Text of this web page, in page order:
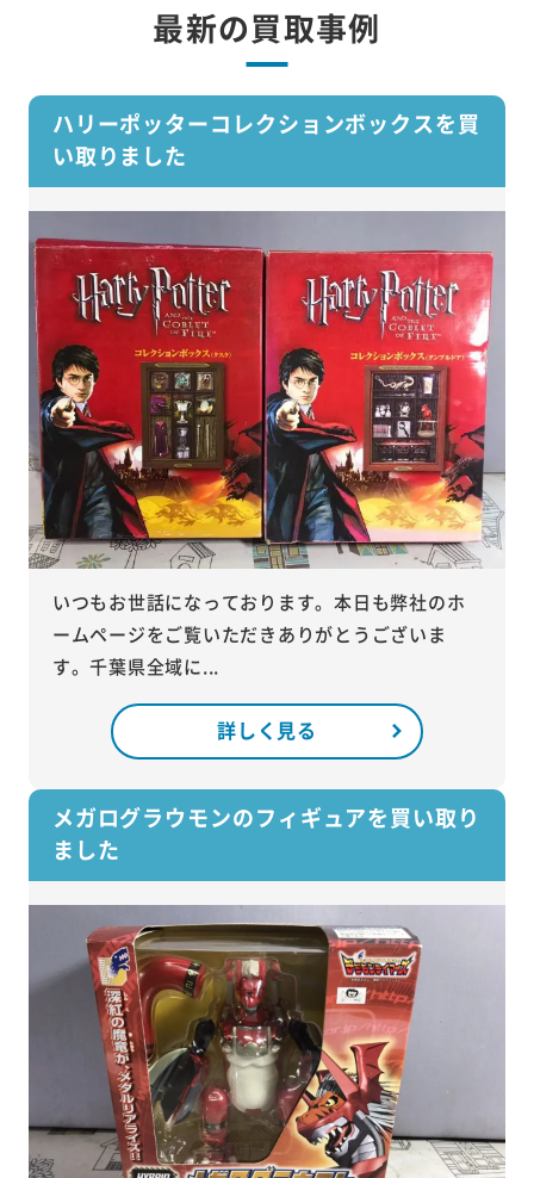
最新の買取事例
ハリーポッターコレクションボックスを買
い取りました
いつもお世話になっております。本日も弊社のホ
ームページをご覧いただきありがとうございま
す。千葉県全域に...
詳しく見る
メガログラウモンのフィギュアを買い取り
ました